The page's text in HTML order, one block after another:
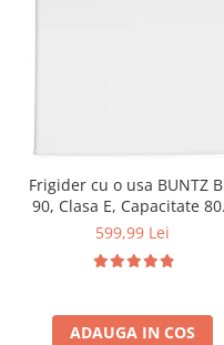
Frigider cu o usa BUNTZ
90, Clasa E, Capacitate
Iluminare interioara,
cm, Alb
599,99 Lei
ADAUGA IN COS